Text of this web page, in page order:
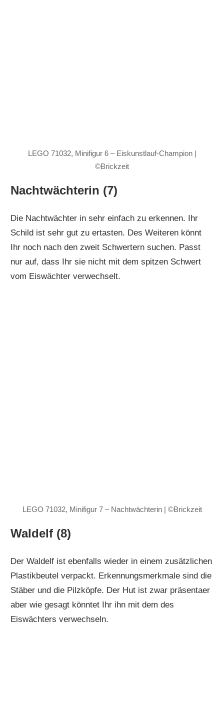
LEGO 71032, Minifigur 6 – Eiskunstlauf-Champion |
©Brickzeit
Nachtwächterin (7)
Die Nachtwächter in sehr einfach zu erkennen. Ihr
Schild ist sehr gut zu ertasten. Des Weiteren könnt
Ihr noch nach den zweit Schwertern suchen. Passt
nur auf, dass Ihr sie nicht mit dem spitzen Schwert
vom Eiswächter verwechselt.
LEGO 71032, Minifigur 7 – Nachtwächterin | ©Brickzeit
Waldelf (8)
Der Waldelf ist ebenfalls wieder in einem zusätzlichen
Plastikbeutel verpackt. Erkennungsmerkmale sind die
Stäber und die Pilzköpfe. Der Hut ist zwar präsentaer
aber wie gesagt könntet Ihr ihn mit dem des
Eiswächters verwechseln.